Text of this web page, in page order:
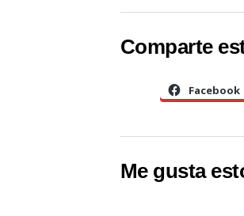
Comparte
Facebook
Me gusta